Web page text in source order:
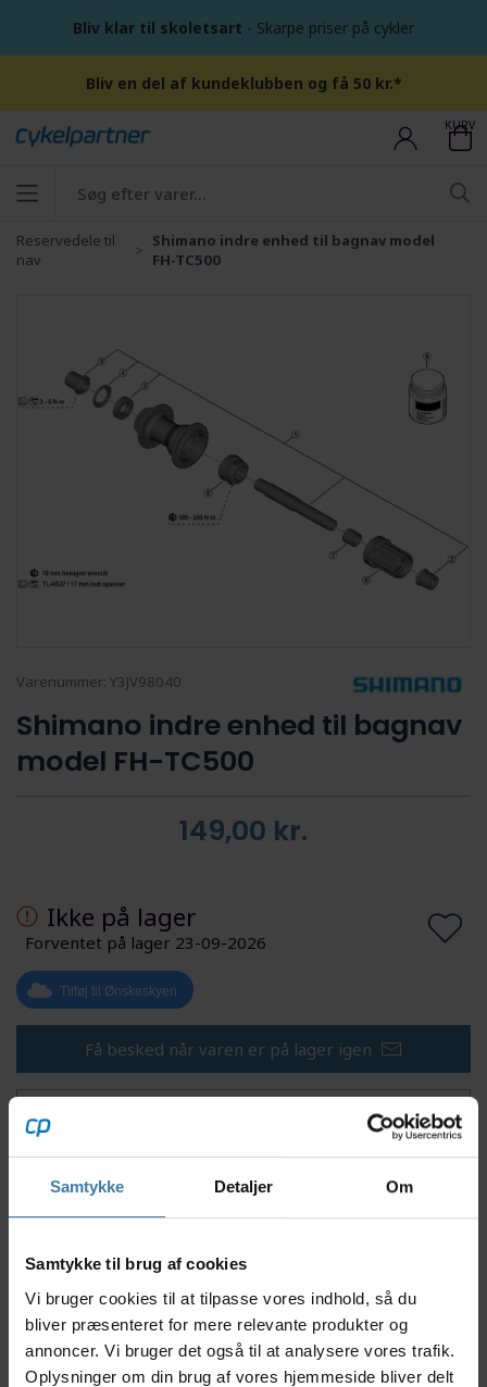
Samtykke Detaljer Om
Samtykke til brug af cookies
Vi bruger cookies til at tilpasse vores indhold, så du
bliver præsenteret for mere relevante produkter og
annoncer. Vi bruger det også til at analysere vores trafik.
Oplysninger om din brug af vores hjemmeside bliver delt
Bliv klar til skoletsart - Skarpe priser på cykler
Bliv en del af kundeklubben og få 50 kr.*
KURV
Reservedele til
nav
Shimano indre enhed til bagnav model
FH-TC500
Varenummer: Y3JV98040
Shimano indre enhed til bagnav
model FH-TC500
149,00 kr.
Ikke på lager
Forventet på lager 23-09-2026
Tilføj til Ønskeskyen
Få besked når varen er på lager igen
Denne indre enhed med leje passer til Shimano
bagnav Boost og non boost model FH-TC500.
Specifikation